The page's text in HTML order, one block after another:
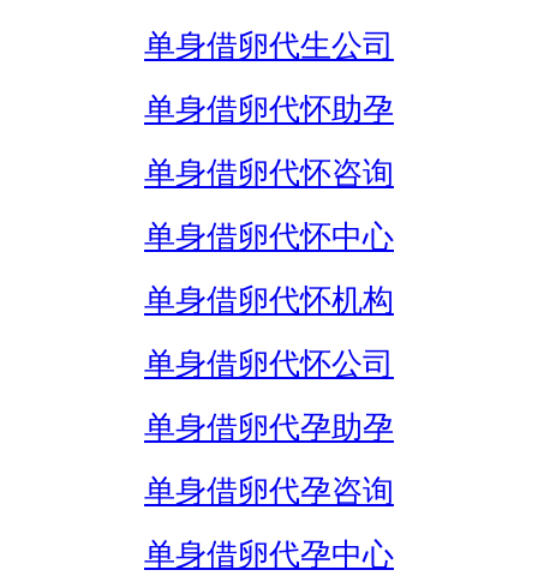
单身借卵代生公司
单身借卵代怀助孕
单身借卵代怀咨询
单身借卵代怀中心
单身借卵代怀机构
单身借卵代怀公司
单身借卵代孕助孕
单身借卵代孕咨询
单身借卵代孕中心